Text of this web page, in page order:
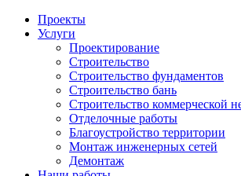
Проекты
Услуги
Проектирование
Строительство
Строительство фундаментов
Строительство бань
Строительство коммерческой
Отделочные работы
Благоустройство территории
Монтаж инженерных сетей
Демонтаж